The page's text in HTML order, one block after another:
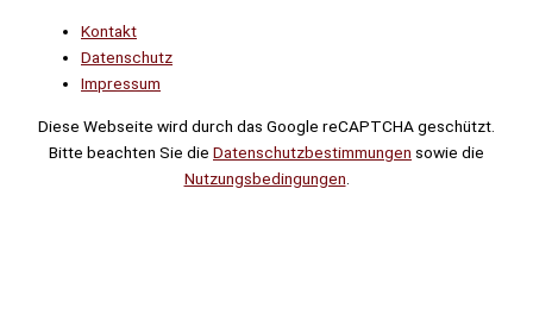
Kontakt
Datenschutz
Impressum
Diese Webseite wird durch das Google reCAPTCHA geschützt.
Bitte beachten Sie die Datenschutzbestimmungen sowie die
Nutzungsbedingungen